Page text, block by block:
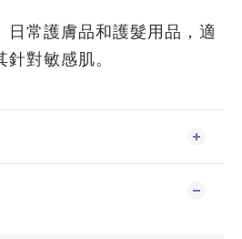
日常護膚品和護髮用品，適
針對敏感肌。